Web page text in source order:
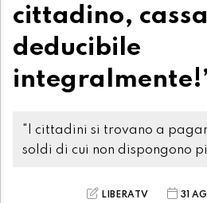
cittadino,
deducibile
"I cittadini si trovano a
soldi di cui non dispongono
LIBERATV 31